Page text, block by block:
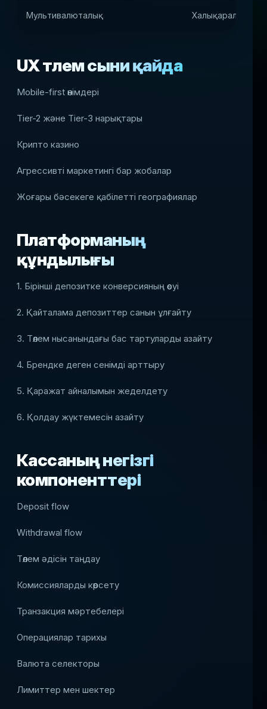
Мультивалюталық Халықаралық
UX төлем сыни қайда
Mobile-first өнімдері
Tier-2 және Tier-3 нарықтары
Крипто казино
Агрессивті маркетингі бар жобалар
Жоғары бәсекеге қабілетті географиялар
Платформаның
құндылығы
1. Бірінші депозитке конверсияның өсуі
2. Қайталама депозиттер санын ұлғайту
3. Төлем нысанындағы бас тартуларды азайту
4. Брендке деген сенімді арттыру
5. Қаражат айналымын жеделдету
6. Қолдау жүктемесін азайту
Кассаның негізгі
компоненттері
Deposit flow
Withdrawal flow
Төлем әдісін таңдау
Комиссияларды көрсету
Транзакция мәртебелері
Операциялар тарихы
Валюта селекторы
Лимиттер мен шектер